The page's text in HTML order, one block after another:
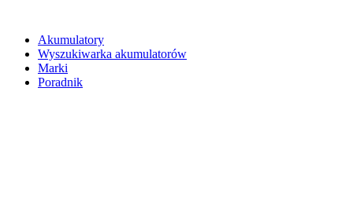
Akumulatory
Wyszukiwarka akumulatorów
Marki
Poradnik